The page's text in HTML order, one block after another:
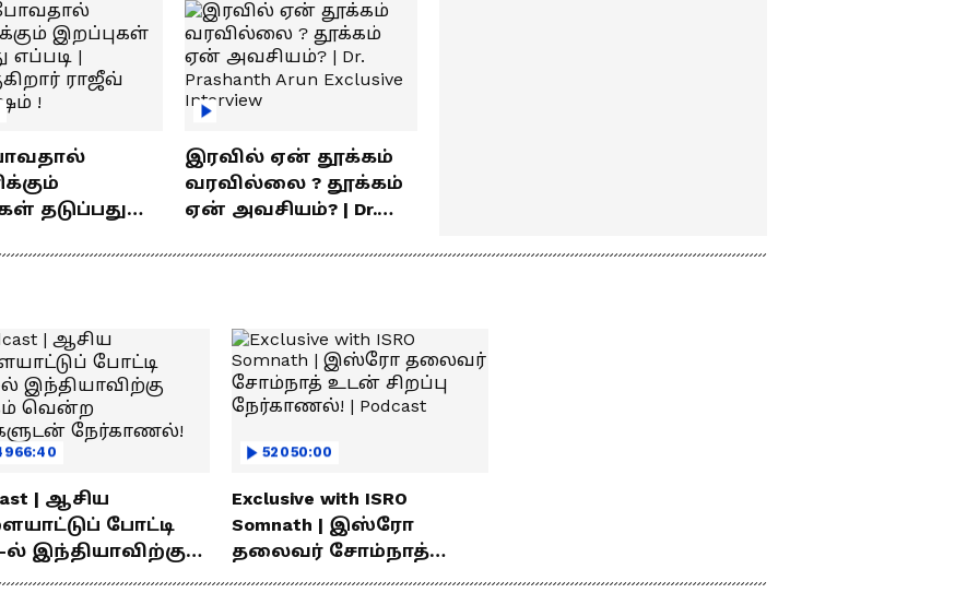
சந்தோஷம் !
இரவில் ஏன் தூக்கம்
வரவில்லை ? தூக்கம்
ஏன் அவசியம்? | Dr.
Interview
| ஆசிய
போட்டி
ல் இந்தியாவிற்கு
வென்ற
52050:00
Exclusive with ISRO
Somnath | இஸ்ரோ
தலைவர் சோம்நாத்
உடன் சிறப்பு